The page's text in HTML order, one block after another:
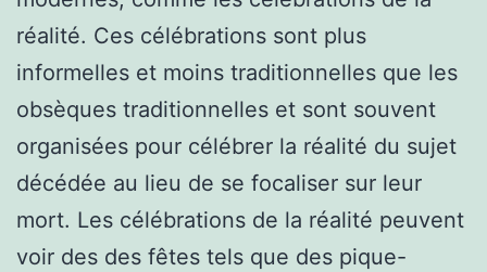
réalité. Ces célébrations sont plus
informelles et moins traditionnelles que les
obsèques traditionnelles et sont souvent
organisées pour célébrer la réalité du sujet
décédée au lieu de se focaliser sur leur
mort. Les célébrations de la réalité peuvent
voir des des fêtes tels que des pique-